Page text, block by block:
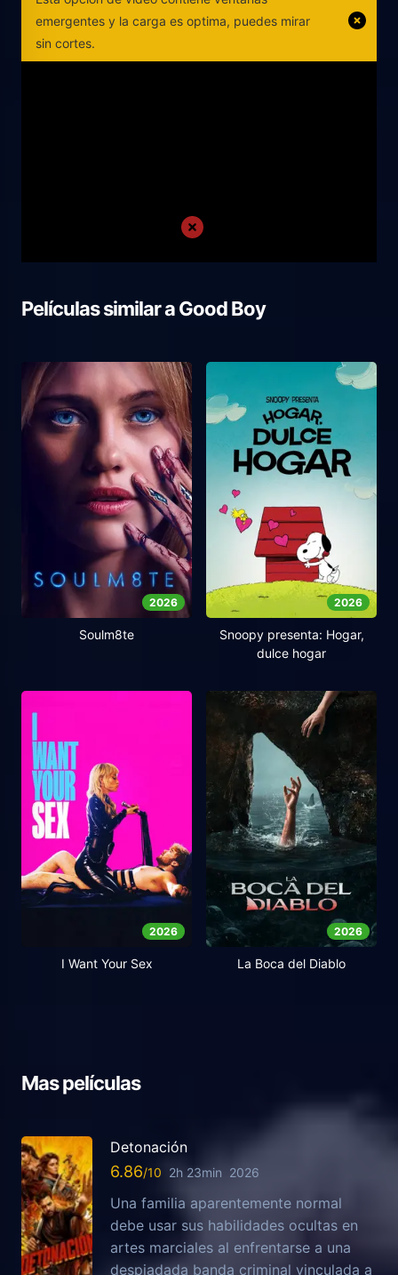
emergentes y la carga es optima, puedes mirar
sin cortes.
Películas similar aGood Boy
2026
Soulm8te
2026
Snoopy presenta: Hogar,
dulce hogar
2026
I Want Your Sex
2026
La Boca del Diablo
Mas películas
Detonación
6.86 2h 23min 2026
Una familia aparentemente normal
debe usar sus habilidades ocultas en
artes marciales al enfrentarse a una
despiadada banda criminal vinculada a